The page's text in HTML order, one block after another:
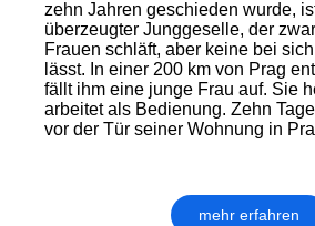
zehn Jahren geschieden wurde,
überzeugter Junggeselle, der
Frauen schläft, aber keine bei
lässt. In einer 200 km von Prag
fällt ihm eine junge Frau auf. Sie
arbeitet als Bedienung. Zehn
vor der Tür seiner Wohnung in
mehr erfahren